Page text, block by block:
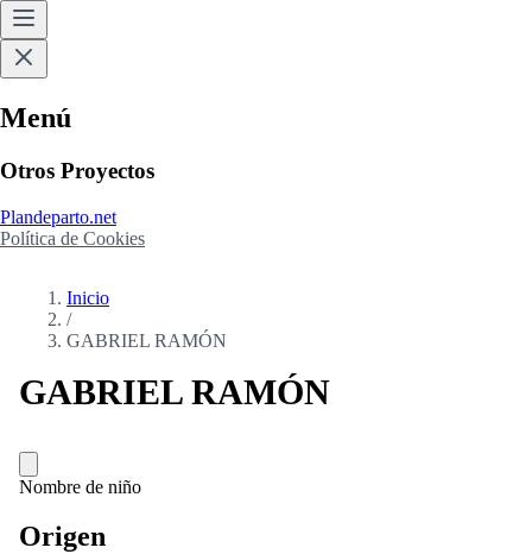
Menú
Otros Proyectos
Plandeparto.net
Política de Cookies
Inicio
/
GABRIEL RAMÓN
GABRIEL RAMÓN
Nombre de niño
Origen